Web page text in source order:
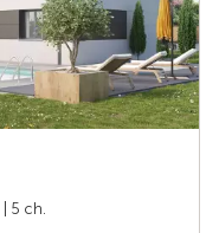
| 5 ch.